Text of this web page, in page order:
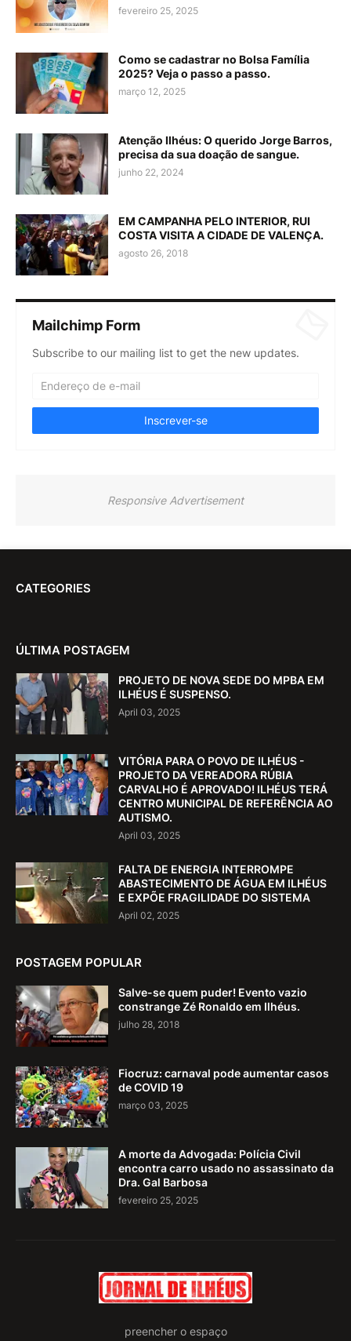
fevereiro 25, 2025
Como se cadastrar no Bolsa Família
2025? Veja o passo a passo.
março 12, 2025
Atenção Ilhéus: O querido Jorge Barros,
precisa da sua doação de sangue.
junho 22, 2024
EM CAMPANHA PELO INTERIOR, RUI
COSTA VISITA A CIDADE DE VALENÇA.
agosto 26, 2018
Mailchimp Form
Subscribe to our mailing list to get the new updates.
Responsive Advertisement
CATEGORIES
ÚLTIMA POSTAGEM
PROJETO DE NOVA SEDE DO MPBA EM
ILHÉUS É SUSPENSO.
April 03, 2025
VITÓRIA PARA O POVO DE ILHÉUS -
PROJETO DA VEREADORA RÚBIA
CARVALHO É APROVADO! ILHÉUS TERÁ
CENTRO MUNICIPAL DE REFERÊNCIA AO
AUTISMO.
April 03, 2025
FALTA DE ENERGIA INTERROMPE
ABASTECIMENTO DE ÁGUA EM ILHÉUS
E EXPÕE FRAGILIDADE DO SISTEMA
April 02, 2025
POSTAGEM POPULAR
Salve-se quem puder! Evento vazio
constrange Zé Ronaldo em Ilhéus.
julho 28, 2018
Fiocruz: carnaval pode aumentar casos
de COVID 19
março 03, 2025
A morte da Advogada: Polícia Civil
encontra carro usado no assassinato da
Dra. Gal Barbosa
fevereiro 25, 2025
preencher o espaço